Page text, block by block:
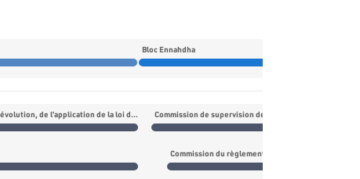
Bloc Ennahdha
Commission des martyrs et blessés de la révolution, de l’application de la loi de l’amnistie générale et de la justice transitionnelle Commission de supervision des opérations de vote et